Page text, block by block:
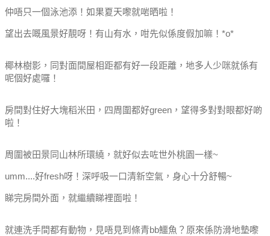
仲唔只一個泳池添！如果夏天嚟就啱晒啦！
望出去嘅風景好靚呀！有山有水，咁先似係度假加嘛！*o*
椰林樹影，同對面間屋相距都有好一段距離，地多人少咪就係有
呢個好處囉！
房間對住好大塊稻米田，四周圍都好green，望得多對對眼都好啲
啦！
周圍被田景同山林所環繞，就好似去咗世外桃園一樣~
umm....好fresh呀！深呼吸一口清新空氣，身心十分舒暢~
睇完房間外面，就繼續睇裡面啦！
就連洗手間都有動物，見唔見到條青bb鱷魚？原來係防滑地墊嚟